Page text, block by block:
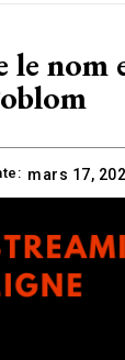
le nom
mars 17,